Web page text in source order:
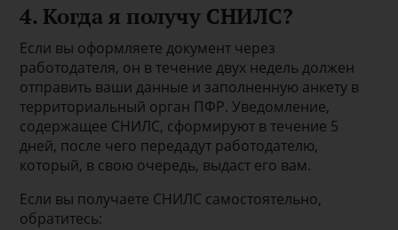
4. Когда я получу СНИЛС?
Если вы оформляете документ через
работодателя, он в течение двух недель должен
отправить ваши данные и заполненную анкету в
территориальный орган ПФР. Уведомление,
содержащее СНИЛС, сформируют в течение 5
дней, после чего передадут работодателю,
который, в свою очередь, выдаст его вам.
Если вы получаете СНИЛС самостоятельно,
обратитесь: